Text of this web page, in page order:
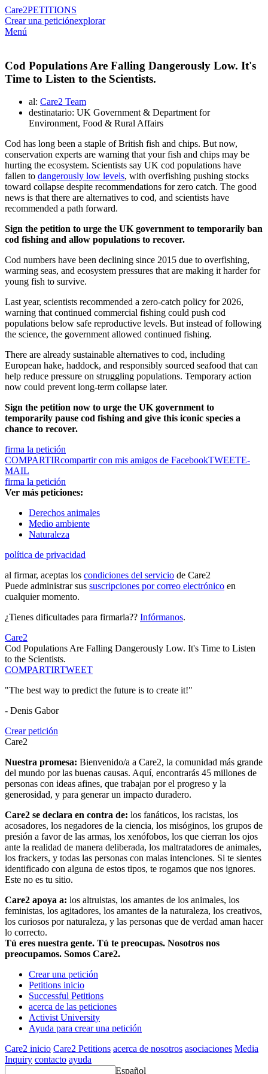
Care2PETITIONS
Crear una peticiónexplorar
Menú
Cod Populations Are Falling Dangerously Low. It's
Time to Listen to the Scientists.
al: Care2 Team
destinatario: UK Government & Department for
Environment, Food & Rural Affairs
Cod has long been a staple of British fish and chips. But now,
conservation experts are warning that your fish and chips may be
hurting the ecosystem. Scientists say UK cod populations have
fallen to dangerously low levels, with overfishing pushing stocks
toward collapse despite recommendations for zero catch. The good
news is that there are alternatives to cod, and scientists have
recommended a path forward.
Sign the petition to urge the UK government to temporarily ban
cod fishing and allow populations to recover.
Cod numbers have been declining since 2015 due to overfishing,
warming seas, and ecosystem pressures that are making it harder for
young fish to survive.
Last year, scientists recommended a zero-catch policy for 2026,
warning that continued commercial fishing could push cod
populations below safe reproductive levels. But instead of following
the science, the government allowed continued fishing.
There are already sustainable alternatives to cod, including
European hake, haddock, and responsibly sourced seafood that can
help reduce pressure on struggling populations. Temporary action
now could prevent long-term collapse later.
Sign the petition now to urge the UK government to
temporarily pause cod fishing and give this iconic species a
chance to recover.
firma la petición
COMPARTIRcompartir con mis amigos de FacebookTWEETE-
MAIL
firma la petición
Ver más peticiones:
Derechos animales
Medio ambiente
Naturaleza
política de privacidad
al firmar, aceptas los condiciones del servicio de Care2
Puede administrar sus suscripciones por correo electrónico en
cualquier momento.
¿Tienes dificultades para firmarla?? Infórmanos.
Care2
Cod Populations Are Falling Dangerously Low. It's Time to Listen
to the Scientists.
COMPARTIRTWEET
"The best way to predict the future is to create it!"
- Denis Gabor
Crear petición
Care2
Nuestra promesa: Bienvenido/a a Care2, la comunidad más grande
del mundo por las buenas causas. Aquí, encontrarás 45 millones de
personas con ideas afines, que trabajan por el progreso y la
generosidad, y para generar un impacto duradero.
Care2 se declara en contra de: los fanáticos, los racistas, los
acosadores, los negadores de la ciencia, los misóginos, los grupos de
presión a favor de las armas, los xenófobos, los que cierran los ojos
ante la realidad de manera deliberada, los maltratadores de animales,
los frackers, y todas las personas con malas intenciones. Si te sientes
identificado con alguna de estos tipos, te rogamos que nos ignores.
Este no es tu sitio.
Care2 apoya a: los altruistas, los amantes de los animales, los
feministas, los agitadores, los amantes de la naturaleza, los creativos,
los curiosos por naturaleza, y las personas que de verdad aman hacer
lo correcto.
Tú eres nuestra gente. Tú te preocupas. Nosotros nos
preocupamos. Somos Care2.
Crear una petición
Petitions inicio
Successful Petitions
acerca de las peticiones
Activist University
Ayuda para crear una petición
Care2 inicio Care2 Petitions acerca de nosotros asociaciones Media
Inquiry contacto ayuda
Español